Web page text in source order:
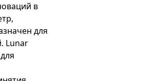
в
для
Lunar